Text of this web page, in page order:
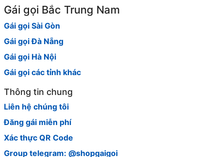
Gái gọi Bắc Trung Nam
Gái gọi Sài Gòn
Gái gọi Đà Nẵng
Gái gọi Hà Nội
Gái gọi các tỉnh khác
Thông tin chung
Liên hệ chúng tôi
Đăng gái miễn phí
Xác thực QR Code
Group telegram: @shopgaigoi